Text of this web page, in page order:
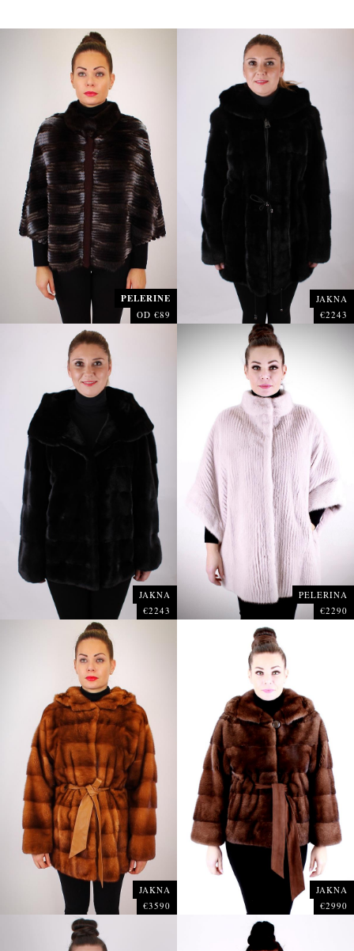
PELERINE
OD €89
JAKNA
€2243
JAKNA
€2243
PELERINA
€2290
JAKNA
€3590
JAKNA
€2990